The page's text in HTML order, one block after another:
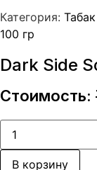
Категория:
100 гр
Dark Side
Стоимость:
Количество
товара
Dark
SideВ корзину